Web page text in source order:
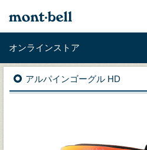
オンラインストア
アルパインゴーグル HD